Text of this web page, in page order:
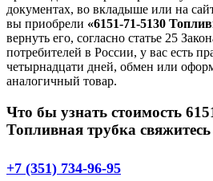
документах, во вкладыше или на
вы приобрели «6151-71-5130
вернуть его, согласно статье 25
потребителей в России, у вас есть
четырнадцати дней, обмен или
аналогичный товар.
Что бы узнать стоимость
Топливная трубка
+7 (351) 734-96-95